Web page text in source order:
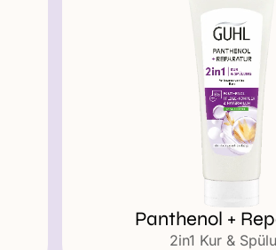
Panthenol +
2in1 Kur &